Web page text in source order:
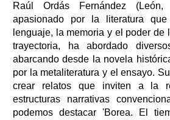
Raúl Ordás Fernández
apasionado por la literatura
lenguaje, la memoria y el poder de
trayectoria, ha abordado
abarcando desde la novela
por la metaliteratura y el ensayo.
crear relatos que inviten a la
estructuras narrativas
podemos destacar 'Borea. El